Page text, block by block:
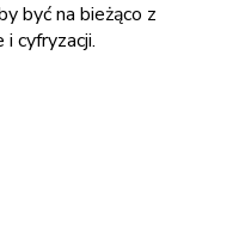
być na bieżąco z
cyfryzacji.